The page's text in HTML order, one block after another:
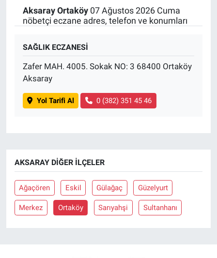
Aksaray Ortaköy07 Ağustos 2026 Cuma
nöbetçi eczane adres, telefon ve konumları
SAĞLIK ECZANESİ
Zafer MAH. 4005. Sokak NO: 3 68400 Ortaköy
Aksaray
Yol Tarifi Al 0 (382) 351 45 46
AKSARAY DIĞER İLÇELER
Ağaçören Eskil Gülağaç Güzelyurt
Merkez Ortaköy Sarıyahşi Sultanhanı